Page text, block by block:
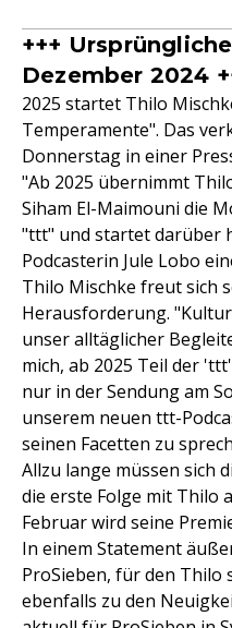
+++
Dezember 2024
2025 startet Thilo
Temperamente". Das
Donnerstag in einer
"Ab 2025 übernimmt
Siham El-Maimouni die
"ttt" und startet darüber
Podcasterin Jule Lobo
Thilo Mischke freut sich
Herausforderung.
unser alltäglicher
mich, ab 2025 Teil der
nur in der Sendung am
unserem neuen ttt-
seinen Facetten zu
Allzu lange müssen sich
die erste Folge mit Thilo
Februar wird seine
In einem Statement
ProSieben, für den Thilo
ebenfalls zu den